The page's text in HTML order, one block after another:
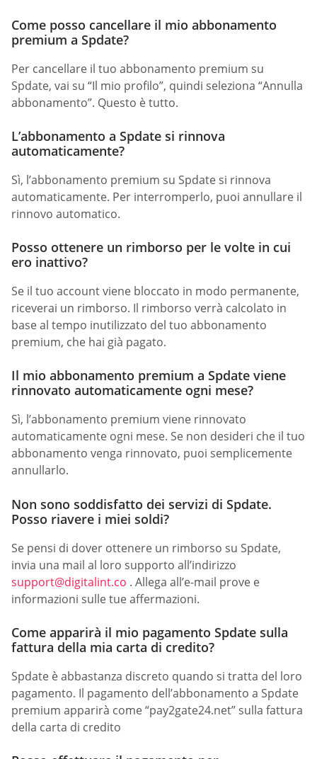
Come posso cancellare il mio abbonamento
premium a Spdate?
Per cancellare il tuo abbonamento premium su
Spdate, vai su “Il mio profilo”, quindi seleziona “Annulla
abbonamento”. Questo è tutto.
L’abbonamento a Spdate si rinnova
automaticamente?
Sì, l’abbonamento premium su Spdate si rinnova
automaticamente. Per interromperlo, puoi annullare il
rinnovo automatico.
Posso ottenere un rimborso per le volte in cui
ero inattivo?
Se il tuo account viene bloccato in modo permanente,
riceverai un rimborso. Il rimborso verrà calcolato in
base al tempo inutilizzato del tuo abbonamento
premium, che hai già pagato.
Il mio abbonamento premium a Spdate viene
rinnovato automaticamente ogni mese?
Sì, l’abbonamento premium viene rinnovato
automaticamente ogni mese. Se non desideri che il tuo
abbonamento venga rinnovato, puoi semplicemente
annullarlo.
Non sono soddisfatto dei servizi di Spdate.
Posso riavere i miei soldi?
Se pensi di dover ottenere un rimborso su Spdate,
invia una mail al loro supporto all’indirizzo
support@digitalint.co . Allega all’e-mail prove e
informazioni sulle tue affermazioni.
Come apparirà il mio pagamento Spdate sulla
fattura della mia carta di credito?
Spdate è abbastanza discreto quando si tratta del loro
pagamento. Il pagamento dell’abbonamento a Spdate
premium apparirà come “pay2gate24.net” sulla fattura
della carta di credito